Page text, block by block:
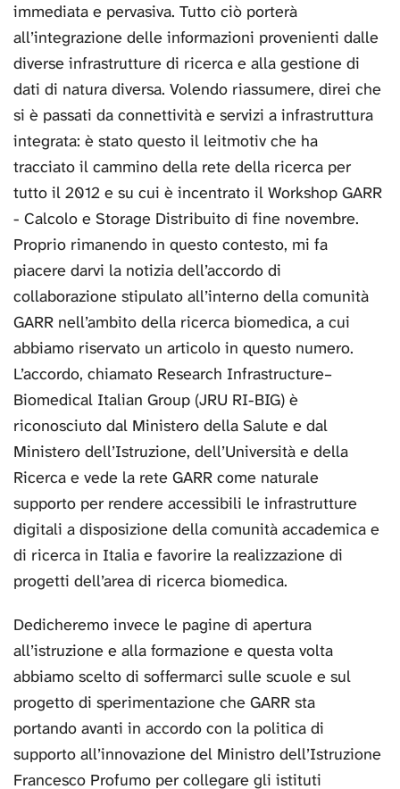
immediata e pervasiva. Tutto ciò porterà
all’integrazione delle informazioni provenienti dalle
diverse infrastrutture di ricerca e alla gestione di
dati di natura diversa. Volendo riassumere, direi che
si è passati da connettività e servizi a infrastruttura
integrata: è stato questo il leitmotiv che ha
tracciato il cammino della rete della ricerca per
tutto il 2012 e su cui è incentrato il Workshop GARR
- Calcolo e Storage Distribuito di fine novembre.
Proprio rimanendo in questo contesto, mi fa
piacere darvi la notizia dell’accordo di
collaborazione stipulato all’interno della comunità
GARR nell’ambito della ricerca biomedica, a cui
abbiamo riservato un articolo in questo numero.
L’accordo, chiamato Research Infrastructure–
Biomedical Italian Group (JRU RI-BIG) è
riconosciuto dal Ministero della Salute e dal
Ministero dell’Istruzione, dell’Università e della
Ricerca e vede la rete GARR come naturale
supporto per rendere accessibili le infrastrutture
digitali a disposizione della comunità accademica e
di ricerca in Italia e favorire la realizzazione di
progetti dell’area di ricerca biomedica.
Dedicheremo invece le pagine di apertura
all’istruzione e alla formazione e questa volta
abbiamo scelto di soffermarci sulle scuole e sul
progetto di sperimentazione che GARR sta
portando avanti in accordo con la politica di
supporto all’innovazione del Ministro dell’Istruzione
Francesco Profumo per collegare gli istituti